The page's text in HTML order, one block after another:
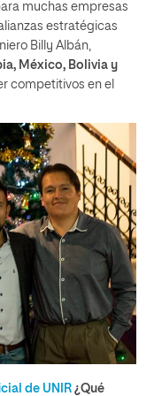
muchas empresas
estratégicas
Billy Albán,
México, Bolivia y
competitivos en el
de UNIR ¿Qué